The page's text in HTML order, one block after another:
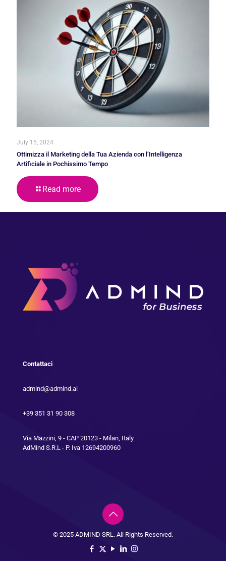
July 15, 2024
Ottimizza il Marketing della Tua Azienda con l’Intelligenza
Artificiale in Pochissimo Tempo
Read more
Contattaci
admind@admind.ai
+39 351 31 90 308
Via Mazzini, 9 - CAP 20123 - Milan, Italy
AdMind S.R.L - P. Iva 12694200960
© 2025 ADMIND SRL. All Rights Reserved.